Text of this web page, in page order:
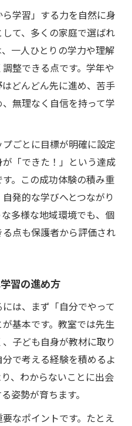
学習」する力を自然に身
て、多くの家庭で選ばれ
一人ひとりの学力や理解
整できる点です。学年や
どんどん先に進め、苦手
無理なく自信を持って学
ごとに目標が明確に設定
「できた！」という達成
。この成功体験の積み重
発的な学びへとつながり
多様な地域環境でも、個
点も保護者から評価され
習の進め方
は、まず「自分でやって
基本です。教室では先生
子ども自身が教材に取り
で考える経験を積めるよ
、わからないことに出会
姿勢が育ちます。
なポイントです。たとえ